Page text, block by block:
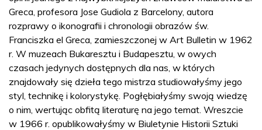
Greca, profesora Jose Gudiola z Barcelony, autora
rozprawy o ikonografii i chronologii obrazów św.
Franciszka el Greca, zamieszczonej w Art Bulletin w 1962
r. W muzeach Bukaresztu i Budapesztu, w owych
czasach jedynych dostępnych dla nas, w których
znajdowały się dzieła tego mistrza studiowałyśmy jego
styl, technikę i kolorystykę. Pogłębiałyśmy swoją wiedzę
o nim, wertując obfitą literaturę na jego temat. Wreszcie
w 1966 r. opublikowałyśmy w Biuletynie Historii Sztuki